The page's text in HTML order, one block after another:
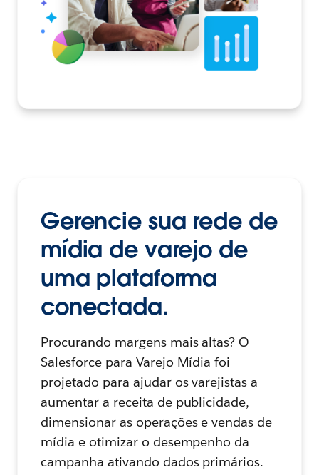
Gerencie sua rede de
mídia de varejo de
uma plataforma
conectada.
Procurando margens mais altas? O
Salesforce para Varejo Mídia foi
projetado para ajudar os varejistas a
aumentar a receita de publicidade,
dimensionar as operações e vendas de
mídia e otimizar o desempenho da
campanha ativando dados primários.